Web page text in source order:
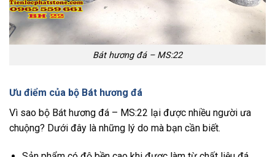
Bát hương đá – MS:22
Ưu điểm của bộ Bát hương đá
Vì sao bộ Bát hương đá – MS:22 lại được nhiều người ưa
chuộng? Dưới đây là những lý do mà bạn cần biết.